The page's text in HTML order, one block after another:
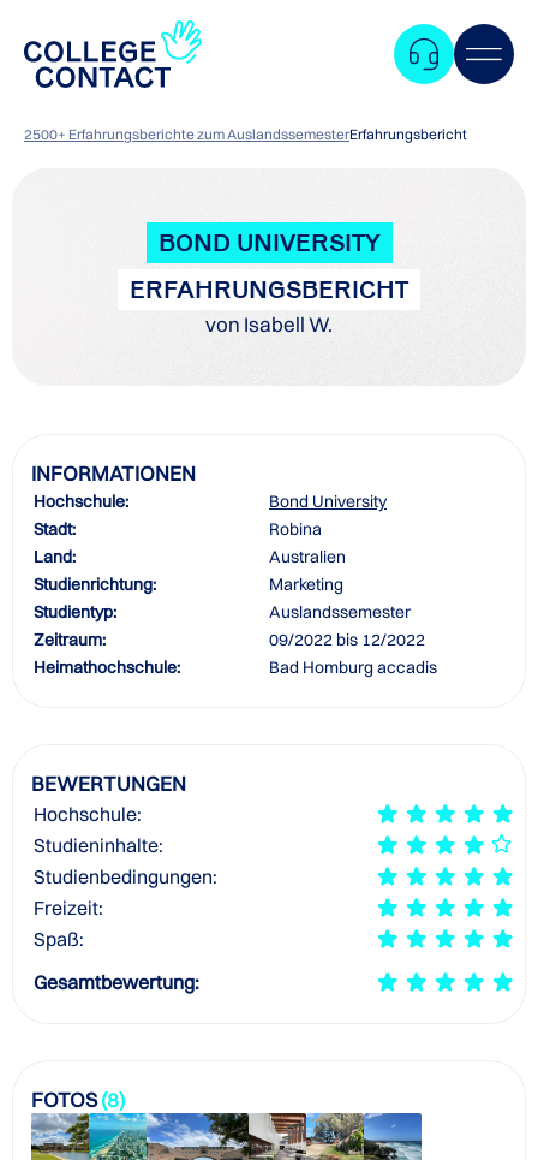
2500+ Erfahrungsberichte zum AuslandssemesterErfahrungsbericht
BOND UNIVERSITY
ERFAHRUNGSBERICHT
von Isabell W.
INFORMATIONEN
Hochschule:
Bond University
Stadt:
Robina
Land:
Australien
Studienrichtung:
Marketing
Studientyp:
Auslandssemester
Zeitraum:
09/2022 bis 12/2022
Heimathochschule:
Bad Homburg accadis
BEWERTUNGEN
Hochschule:
Studieninhalte:
Studienbedingungen:
Freizeit:
Spaß:
Gesamtbewertung:
FOTOS(8)